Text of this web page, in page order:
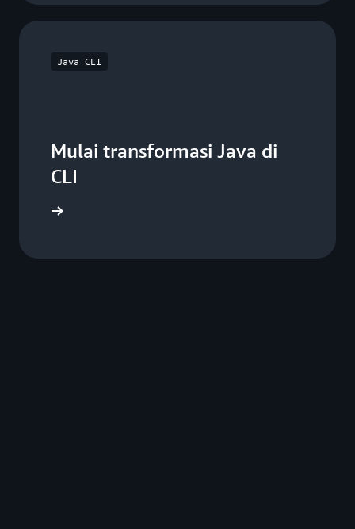
Java CLI
Mulai transformasi Java di
CLI